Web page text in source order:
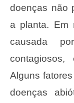
doenças não
a planta. Em
causada
Alguns
doenças